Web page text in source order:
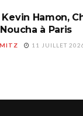
Hamon,
à Paris
11 JUILLET